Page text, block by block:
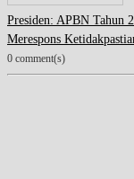
Presiden: APBN Tahun
Merespons
0 comment(s)